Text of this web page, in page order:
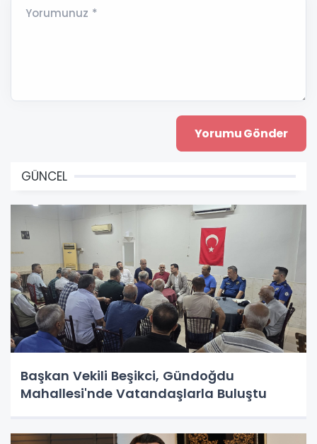
Yorumunuz *
GÜNCEL
Başkan Vekili Beşikci, Gündoğdu
Mahallesi'nde Vatandaşlarla Buluştu